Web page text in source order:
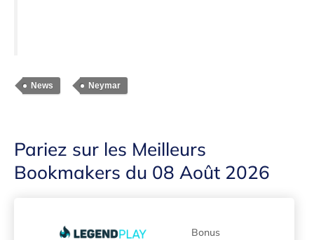
News Neymar
Pariez sur les Meilleurs
Bookmakers du 08 Août 2026
Bonus